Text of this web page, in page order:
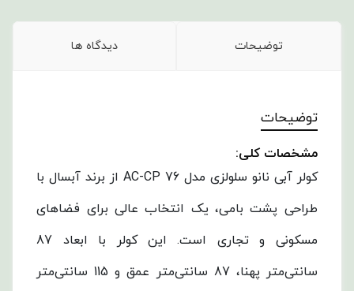
توضیحات دیدگاه ها
توضیحات
مشخصات کلی:
کولر آبی نانو سلولزی مدل AC-CP 76 از برند آبسال با
طراحی پشت بامی، یک انتخاب عالی برای فضاهای
مسکونی و تجاری است. این کولر با ابعاد 87
سانتی‌متر پهنا، 87 سانتی‌متر عمق و 115 سانتی‌متر